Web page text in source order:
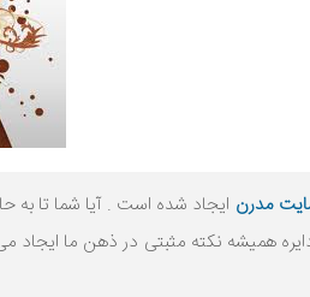
مدرن ایجاد شده است . آیا شما تا به
همیشه نکته مثبتی در ذهن ما ایجاد می